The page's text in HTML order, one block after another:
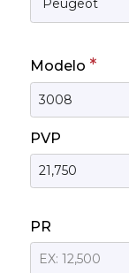
Modelo *
PVP
PR